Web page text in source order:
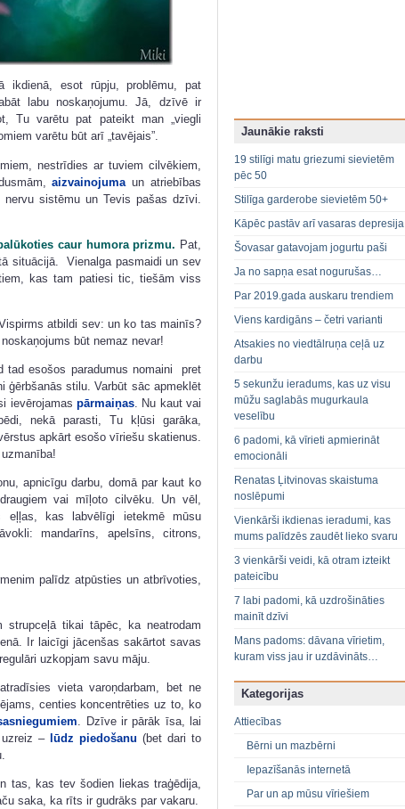
ikdienā, esot rūpju, problēmu, pat
labu noskaņojumu. Jā, dzīvē ir
Tu varētu pat pateikt man „viegli
varētu būt arī „tavējais”.
nestrīdies ar tuviem cilvēkiem,
aizvainojuma un atriebības
sistēmu un Tevis pašas dzīvi.
caur humora prizmu. Pat,
situācijā. Vienalga pasmaidi un sev
kas tam patiesi tic, tiešām viss
atbildi sev: un ko tas mainīs?
būt nemaz nevar!
tad esošos paradumus nomaini pret
ģērbšanās stilu. Varbūt sāc apmeklēt
ievērojamas pārmaiņas. Nu kaut vai
nekā parasti, Tu kļūsi garāka,
apkārt esošo vīriešu skatienus.
apnicīgu darbu, domā par kaut ko
vai mīļoto cilvēku. Un vēl,
eļļas, kas labvēlīgi ietekmē mūsu
mandarīns, apelsīns, citrons,
palīdz atpūsties un atbrīvoties,
strupceļā tikai tāpēc, ka neatrodam
Ir laicīgi jācenšas sakārtot savas
uzkopjam savu māju.
vieta varoņdarbam, bet ne
centies koncentrēties uz to, ko
. Dzīve ir pārāk īsa, lai
– lūdz piedošanu (bet dari to
tas, kas tev šodien liekas traģēdija,
saka, ka rīts ir gudrāks par vakaru.
Jaunākie raksti
19 stilīgi matu griezumi sievietēm
pēc 50
Stilīga garderobe sievietēm 50+
Kāpēc pastāv arī vasaras depresija
Šovasar gatavojam jogurtu paši
Ja no sapņa esat nogurušas…
Par 2019.gada auskaru trendiem
Viens kardigāns – četri varianti
Atsakies no viedtālruņa ceļā uz
darbu
5 sekunžu ieradums, kas uz visu
mūžu saglabās mugurkaula
veselību
6 padomi, kā vīrieti apmierināt
emocionāli
Renatas Ļitvinovas skaistuma
noslēpumi
Vienkārši ikdienas ieradumi, kas
mums palīdzēs zaudēt lieko svaru
3 vienkārši veidi, kā otram izteikt
pateicību
7 labi padomi, kā uzdrošināties
mainīt dzīvi
Mans padoms: dāvana vīrietim,
kuram viss jau ir uzdāvināts…
Kategorijas
Attiecības
Bērni un mazbērni
Iepazīšanās internetā
Par un ap mūsu vīriešiem